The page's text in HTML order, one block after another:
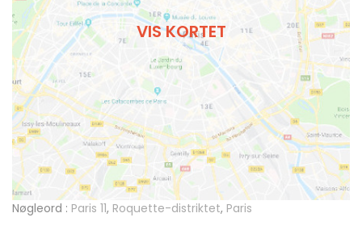
VIS KORTET
Nøgleord : Paris 11, Roquette-distriktet, Paris